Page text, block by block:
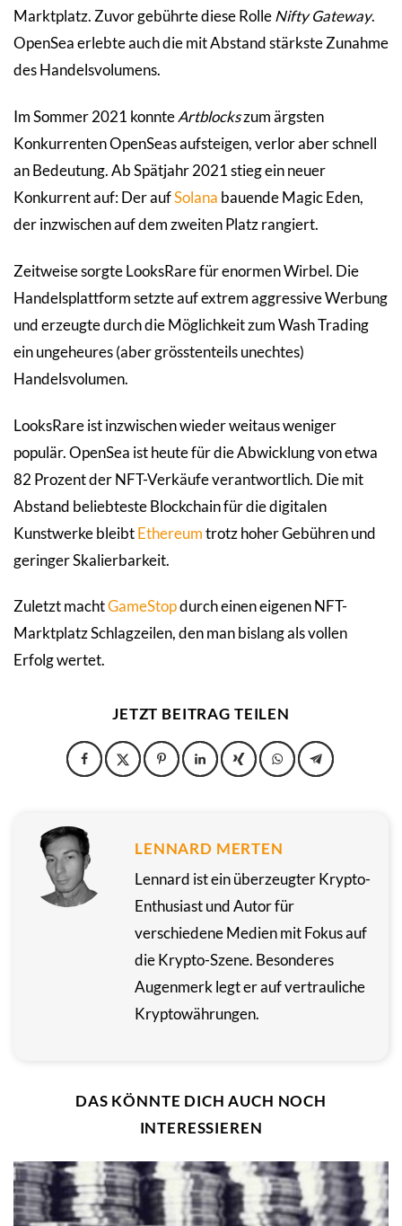
Marktplatz. Zuvor gebührte diese RolleNifty Gateway.
OpenSea erlebte auch die mit Abstand stärkste Zunahme
des Handelsvolumens.
Im Sommer 2021 konnteArtblockszum ärgsten
Konkurrenten OpenSeas aufsteigen, verlor aber schnell
an Bedeutung. Ab Spätjahr 2021 stieg ein neuer
Konkurrent auf: Der aufSolana bauende Magic Eden,
der inzwischen auf dem zweiten Platz rangiert.
Zeitweise sorgte LooksRare für enormen Wirbel. Die
Handelsplattform setzte auf extrem aggressive Werbung
und erzeugte durch die Möglichkeit zum Wash Trading
ein ungeheures (aber grösstenteils unechtes)
Handelsvolumen.
LooksRare ist inzwischen wieder weitaus weniger
populär. OpenSea ist heute für die Abwicklung von etwa
82 Prozent der NFT-Verkäufe verantwortlich. Die mit
Abstand beliebteste Blockchain für die digitalen
Kunstwerke bleibtEthereumtrotz hoher Gebühren und
geringer Skalierbarkeit.
Zuletzt machtGameStopdurch einen eigenen NFT-
Marktplatz Schlagzeilen, den man bislang als vollen
Erfolg wertet.
JETZT BEITRAG TEILEN
LENNARD MERTEN
Lennard ist ein überzeugter Krypto-
Enthusiast und Autor für
verschiedene Medien mit Fokus auf
die Krypto-Szene. Besonderes
Augenmerk legt er auf vertrauliche
Kryptowährungen.
DAS KÖNNTE DICH AUCH NOCH
INTERESSIEREN